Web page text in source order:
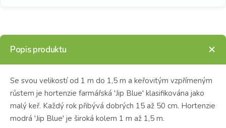
Popis produktu
Se svou velikostí od 1 m do 1,5 m a keřovitým vzpřímeným
růstem je hortenzie farmářská 'Jip Blue' klasifikována jako
malý keř. Každý rok přibývá dobrých 15 až 50 cm. Hortenzie
modrá 'Jip Blue' je široká kolem 1 m až 1,5 m.